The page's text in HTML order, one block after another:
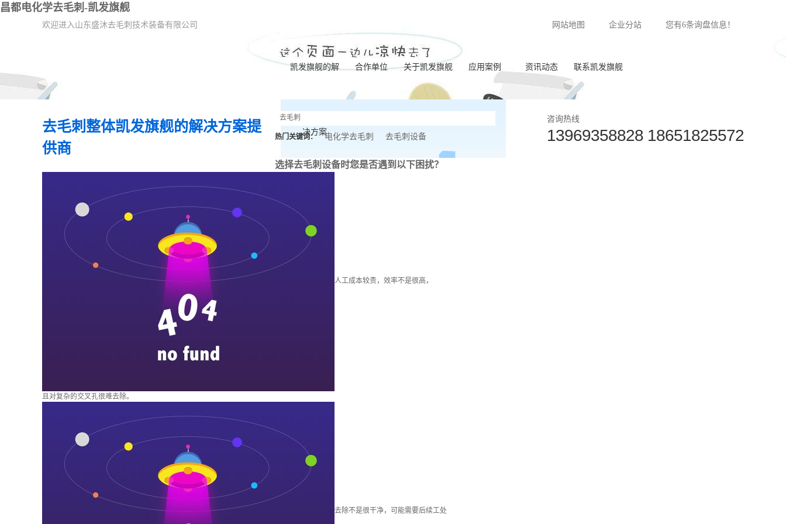
昌都电化学去毛刺-凯发旗舰
网站地图 企业分站 您有6条询盘信息！
欢迎进入山东盛沐去毛刺技术装备有限公司
凯发旗舰的解
决方案
合作单位 关于凯发旗舰
凯发旗舰的简介
营业执照
联系凯发旗舰
应用案例
泵体加工
资讯动态
行业动态
联系凯发旗舰
去毛刺整体凯发旗舰的解决方案提
供商
热门关键词： 电化学去毛刺 去毛刺设备
咨询热线
13969358828 18651825572
选择去毛刺设备时您是否遇到以下困扰？
人工成本较贵，效率不是很高，
且对复杂的交叉孔很难去除。
去除不是很干净，可能需要后续工处